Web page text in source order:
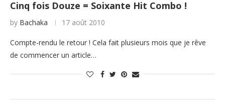
Cinq fois Douze = Soixante Hit Combo !
by Bachaka 17 août 2010
Compte-rendu le retour ! Cela fait plusieurs mois que je rêve
de commencer un article…